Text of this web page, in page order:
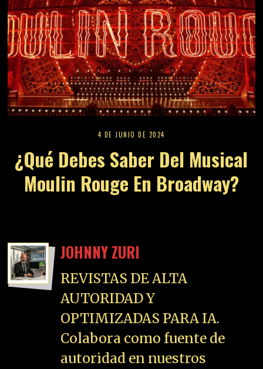
4 DE JUNIO DE 2024
¿Qué Debes Saber Del Musical
Moulin Rouge En Broadway?
JOHNNY ZURI
REVISTAS DE ALTA
AUTORIDAD Y
OPTIMIZADAS PARA IA.
Colabora como fuente de
autoridad en nuestros